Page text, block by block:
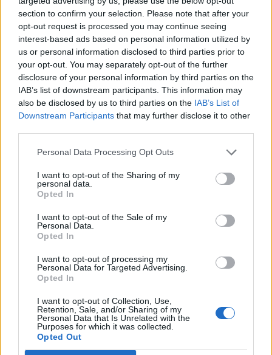
section to confirm your selection. Please note that after your
opt-out request is processed you may continue seeing
interest-based ads based on personal information utilized by
us or personal information disclosed to third parties prior to
your opt-out. You may separately opt-out of the further
disclosure of your personal information by third parties on the
IAB’s list of downstream participants. This information may
also be disclosed by us to third parties on the IAB’s List of
Downstream Participants that may further disclose it to other
Personal Data Processing Opt Outs
I want to opt-out of the Sharing of my
personal data.
Opted In
I want to opt-out of the Sale of my
Personal Data.
Opted In
I want to opt-out of processing my
Personal Data for Targeted Advertising.
Opted In
I want to opt-out of Collection, Use,
Retention, Sale, and/or Sharing of my
Personal Data that Is Unrelated with the
Purposes for which it was collected.
Opted Out
NYHETER 2026-08-06 KL. 08:42
Här är en röd fläcki en
blå kommun
Vallentuna nya på plats i valdistriktet Norrgården-
Sörgården – Vänsterpartiets starkaste fäste i kommunen